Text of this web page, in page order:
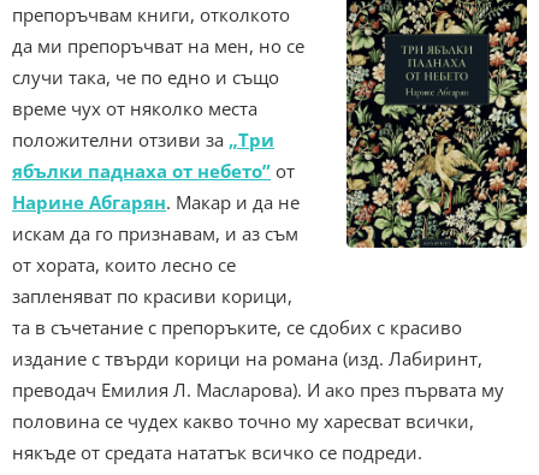
препоръчвам книги, отколкото
да ми препоръчват на мен, но се
случи така, че по едно и също
време чух от няколко места
положителни отзиви за „Три
ябълки паднаха от небето” от
Нарине Абгарян. Макар и да не
искам да го признавам, и аз съм
от хората, които лесно се
запленяват по красиви корици,
та в съчетание с препоръките, се сдобих с красиво
издание с твърди корици на романа (изд. Лабиринт,
преводач Емилия Л. Масларова). И ако през първата му
половина се чудех какво точно му харесват всички,
някъде от средата нататък всичко се подреди.